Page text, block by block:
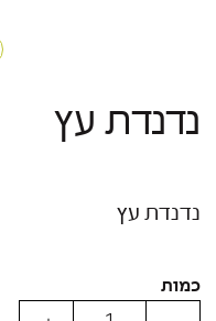
נדנדת עץ
נדנדת עץ
כמות